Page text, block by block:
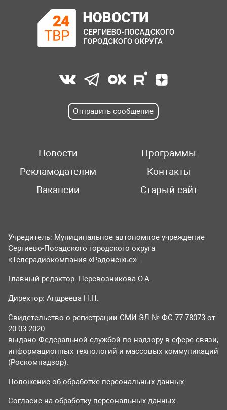
Отправить сообщение
Новости
Программы
Рекламодателям
Контакты
Вакансии
Старый сайт
Учредитель: Муниципальное автономное учреждение
Сергиево-Посадского городского округа
«Телерадиокомпания «Радонежье».
Главный редактор: Перевозникова О.А.
Директор: Андреева Н.Н.
Свидетельство о регистрации СМИ ЭЛ № ФС 77-78073 от
20.03.2020
выдано Федеральной службой по надзору в сфере связи,
информационных технологий и массовых коммуникаций
(Роскомнадзор).
Положение об обработке персональных данных
Согласие на обработку персональных данных